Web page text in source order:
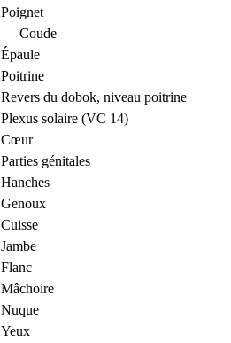
Poignet
Coude
Épaule
Poitrine
Revers du dobok, niveau poitrine
Plexus solaire (VC 14)
Cœur
Parties génitales
Hanches
Genoux
Cuisse
Jambe
Flanc
Mâchoire
Nuque
Yeux